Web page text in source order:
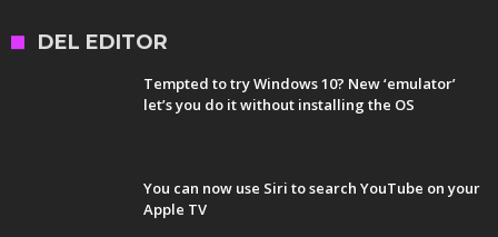
DEL EDITOR
Tempted to try Windows 10? New ‘emulator’
let’s you do it without installing the OS
You can now use Siri to search YouTube on your
Apple TV